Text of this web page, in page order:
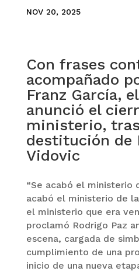
NOV 20, 2025
Con frases
acompañado
Franz García,
anunció el
ministerio,
destitución de
Vidovic
“Se acabó el ministerio
acabó el ministerio de
el ministerio que era
proclamó Rodrigo Paz
escena, cargada de
cumplimiento de una
inicio de una nueva